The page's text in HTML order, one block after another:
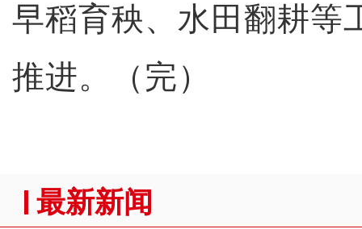
早稻育秧、水田翻耕等
推进。（完）
最新新闻